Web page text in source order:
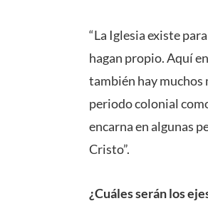
“La Iglesia existe
hagan propio. Aquí
también hay muchos
periodo colonial
encarna en algunas
Cristo”.
¿Cuáles serán los